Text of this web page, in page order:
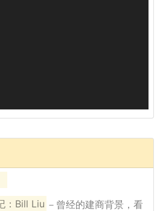
：Bill Liu －曾经的建商背景，看